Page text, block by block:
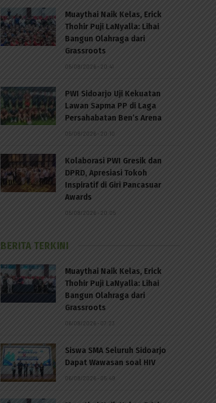
Muaythai Naik Kelas, Erick
Thohir Puji LaNyalla: Lihai
Bangun Olahraga dari
Grassroots
05/08/2026 - 20:41
PWI Sidoarjo Uji Kekuatan
Lawan Sapma PP di Laga
Persahabatan Ben’s Arena
05/08/2026 - 20:10
Kolaborasi PWI Gresik dan
DPRD, Apresiasi Tokoh
Inspiratif di Giri Pancasuar
Awards
05/08/2026 - 20:05
BERITA TERKINI
Muaythai Naik Kelas, Erick
Thohir Puji LaNyalla: Lihai
Bangun Olahraga dari
Grassroots
06/08/2026 - 07:23
Siswa SMA Seluruh Sidoarjo
Dapat Wawasan soal HIV
06/08/2026 - 05:49